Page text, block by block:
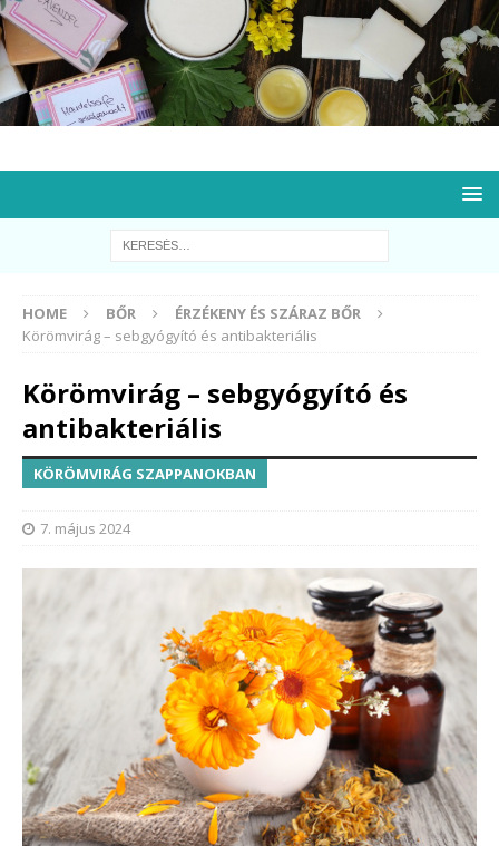
HOME BŐR
ÉRZÉKENY ÉS SZÁRAZ BŐR
Körömvirág – sebgyógyító és antibakteriális
Körömvirág – sebgyógyító és
antibakteriális
KÖRÖMVIRÁG SZAPPANOKBAN
7. május 2024